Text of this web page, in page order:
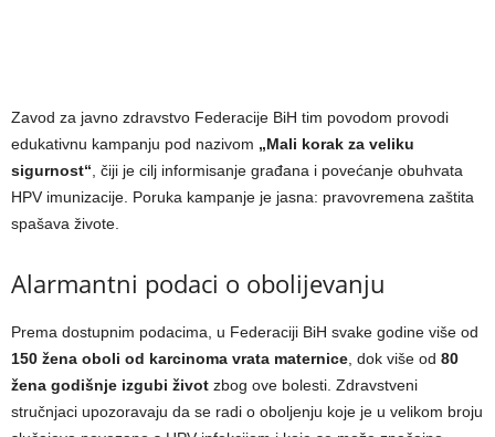
Zavod za javno zdravstvo Federacije BiH tim povodom provodi
edukativnu kampanju pod nazivom „Mali korak za veliku
sigurnost“ , čiji je cilj informisanje građana i povećanje obuhvata
HPV imunizacije. Poruka kampanje je jasna: pravovremena zaštita
spašava živote.
Alarmantni podaci o obolijevanju
Prema dostupnim podacima, u Federaciji BiH svake godine više od
150 žena oboli od karcinoma vrata maternice , dok više od 80
žena godišnje izgubi život zbog ove bolesti. Zdravstveni
stručnjaci upozoravaju da se radi o oboljenju koje je u velikom broju